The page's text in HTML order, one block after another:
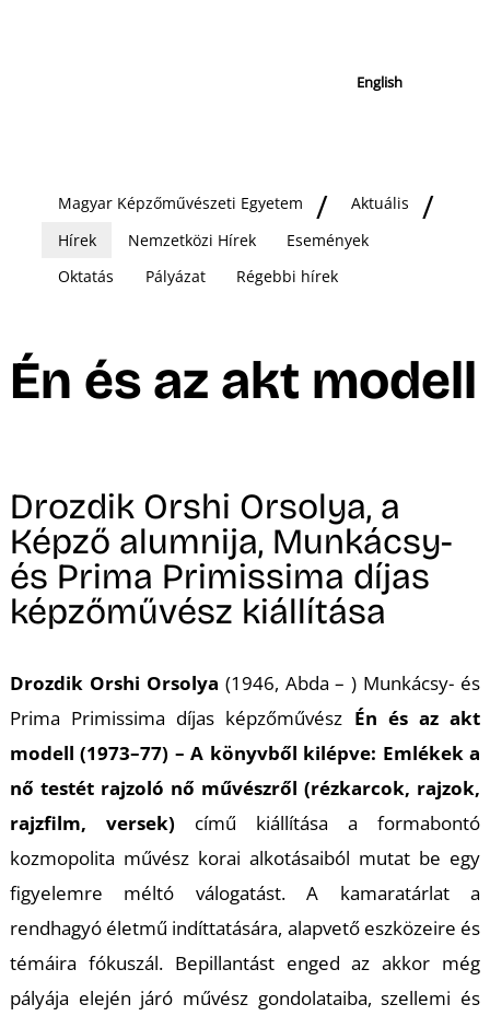
English
Magyar Képzőművészeti Egyetem
Aktuális
Hírek
Nemzetközi Hírek
Események
Oktatás
Pályázat Régebbi hírek
Én és az akt modell
Drozdik Orshi Orsolya, a
Képző alumnija, Munkácsy-
és Prima Primissima díjas
képzőművész kiállítása
Drozdik Orshi Orsolya (1946, Abda – ) Munkácsy- és
Prima Primissima díjas képzőművész Én és az akt
modell (1973–77) – A könyvből kilépve: Emlékek a
nő testét rajzoló nő művészről(rézkarcok, rajzok,
rajzfilm, versek) című kiállítása a formabontó
kozmopolita művész korai alkotásaiból mutat be egy
figyelemre méltó válogatást. A kamaratárlat a
rendhagyó életmű indíttatására, alapvető eszközeire és
témáira fókuszál. Bepillantást enged az akkor még
pályája elején járó művész gondolataiba, szellemi és